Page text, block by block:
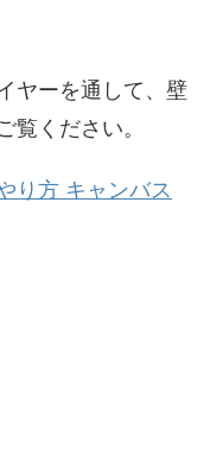
ヤーを通して、壁
覧ください。
り方 キャンバス